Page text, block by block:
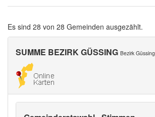
Es sind 28 von 28 Gemeinden ausgezählt.
SUMME BEZIRK GÜSSING Bezirk Güssing